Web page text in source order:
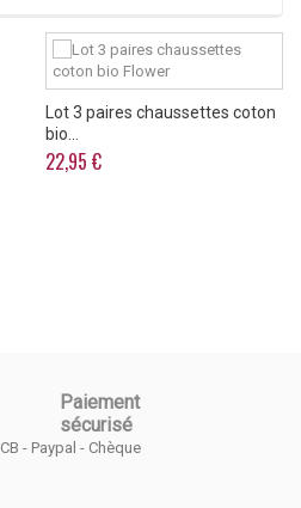
Lot 3 paires chaussettes coton
bio...
22,95 €
Paiement
sécurisé
CB - Paypal - Chèque